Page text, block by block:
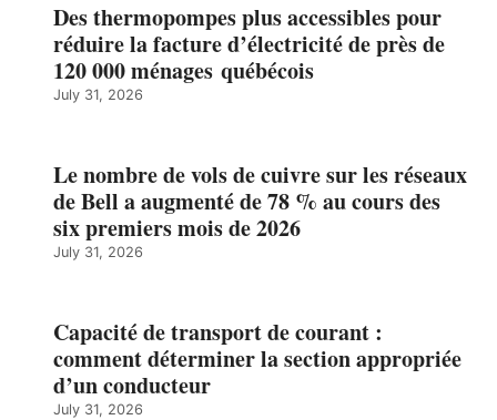
Des thermopompes plus accessibles pour
réduire la facture d’électricité de près de
120 000 ménages québécois
July 31, 2026
Le nombre de vols de cuivre sur les réseaux
de Bell a augmenté de 78 % au cours des
six premiers mois de 2026
July 31, 2026
Capacité de transport de courant :
comment déterminer la section appropriée
d’un conducteur
July 31, 2026